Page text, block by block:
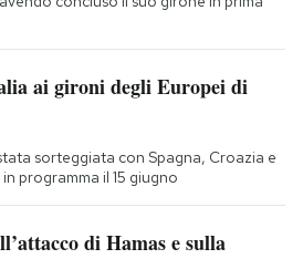
ai gironi degli Europei di
sorteggiata con Spagna, Croazia e
programma il 15 giugno
di Hamas e sulla